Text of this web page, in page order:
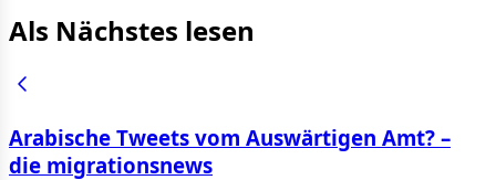
Als Nächstes lesen
Arabische Tweets vom Auswärtigen Amt? –
die migrationsnews